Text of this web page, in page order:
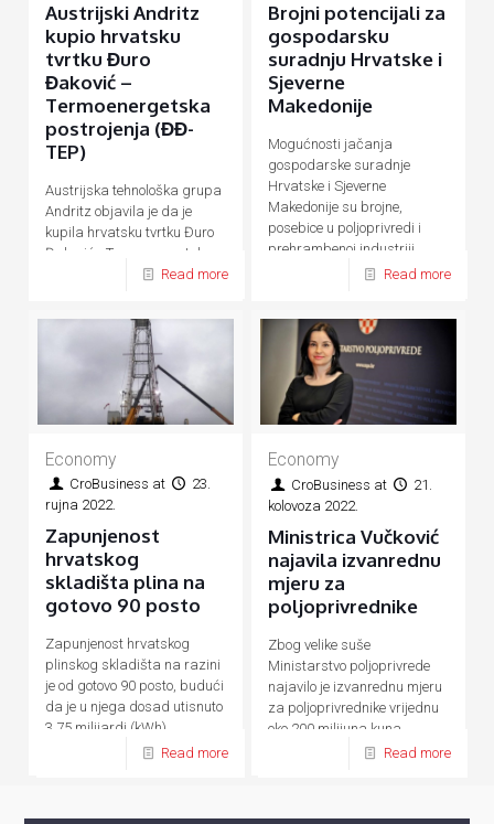
Austrijski Andritz
kupio hrvatsku
tvrtku Đuro
Đaković –
Termoenergetska
postrojenja (ĐĐ-
TEP)
Austrijska tehnološka grupa
Andritz objavila je da je
kupila hrvatsku tvrtku Đuro
Đaković - Termoenergetska
postrojenja (ĐĐ-TEP)Read more
Brojni potencijali za
gospodarsku
suradnju Hrvatske i
Sjeverne
Makedonije
Mogućnosti jačanja
gospodarske suradnje
Hrvatske i Sjeverne
Makedonije su brojne,
posebice u poljoprivredi i
prehrambenoj industriji,
energetici, prometu, turizmu
Read more
Economy
CroBusiness at
23.
rujna 2022.
Zapunjenost
hrvatskog
skladišta plina na
gotovo 90 posto
Zapunjenost hrvatskog
plinskog skladišta na razini
je od gotovo 90 posto, budući
da je u njega dosad utisnuto
3,75 milijardi (kWh)
kilowatsati plina
Read more
Economy
CroBusiness at
21.
kolovoza 2022.
Ministrica Vučković
najavila izvanrednu
mjeru za
poljoprivrednike
Zbog velike suše
Ministarstvo poljoprivrede
najavilo je izvanrednu mjeru
za poljoprivrednike vrijednu
oko 200 milijuna kuna
Read more